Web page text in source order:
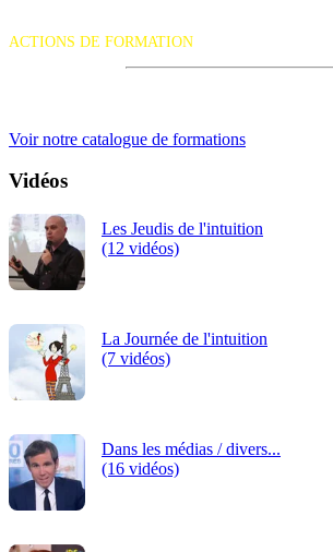
ACTIONS DE FORMATION
Voir notre catalogue de formations
Vidéos
Les Jeudis de l'intuition
(12 vidéos)
La Journée de l'intuition
(7 vidéos)
Dans les médias / divers...
(16 vidéos)